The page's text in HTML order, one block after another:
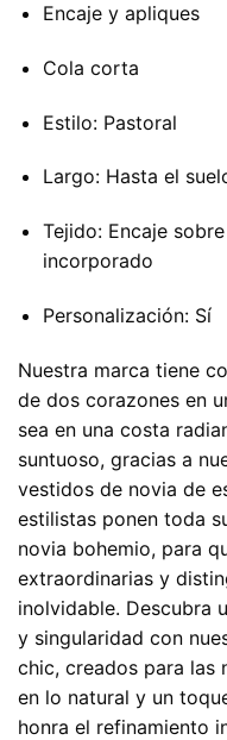
Encaje y apliques
Cola corta
Estilo: Pastoral
Largo: Hasta el
Tejido: Encaje
incorporado
Personalización: Sí
Nuestra marca tiene
de dos corazones en
sea en una costa
suntuoso, gracias a
vestidos de novia de
estilistas ponen toda
novia bohemio, para
extraordinarias y
inolvidable. Descubra
y singularidad con
chic, creados para las
en lo natural y un
honra el refinamiento